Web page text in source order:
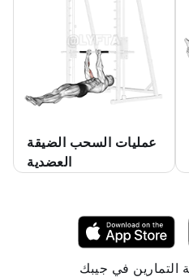
عمليات السحب الضيقة
العضدية